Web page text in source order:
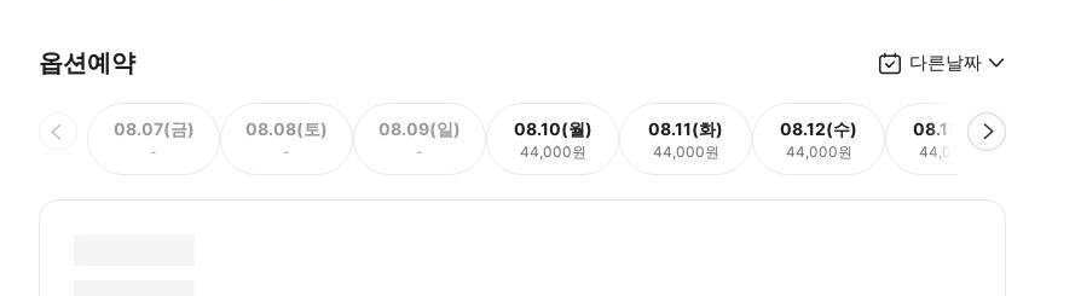
옵션예약 다른날짜
08.07(금)
-
08.08(토)
-
08.09(일)
-
08.10(월)
44,000원
08.11(화)
44,000원
08.12(수)
44,000원
08.13(목)
44,000원